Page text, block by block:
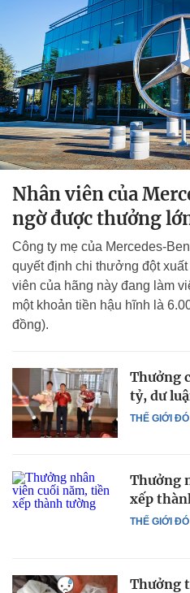
Nhân viên của
ngờ được thưởng
Công ty mẹ của Mercedes-
quyết định chi thưởng đột
viên của hãng này đang làm
một khoản tiền hậu hĩnh là
đồng).
THẾ GIỚI
Thưởng
tỷ, dư
THẾ GIỚI
Thưởng
xếp
Thưởng